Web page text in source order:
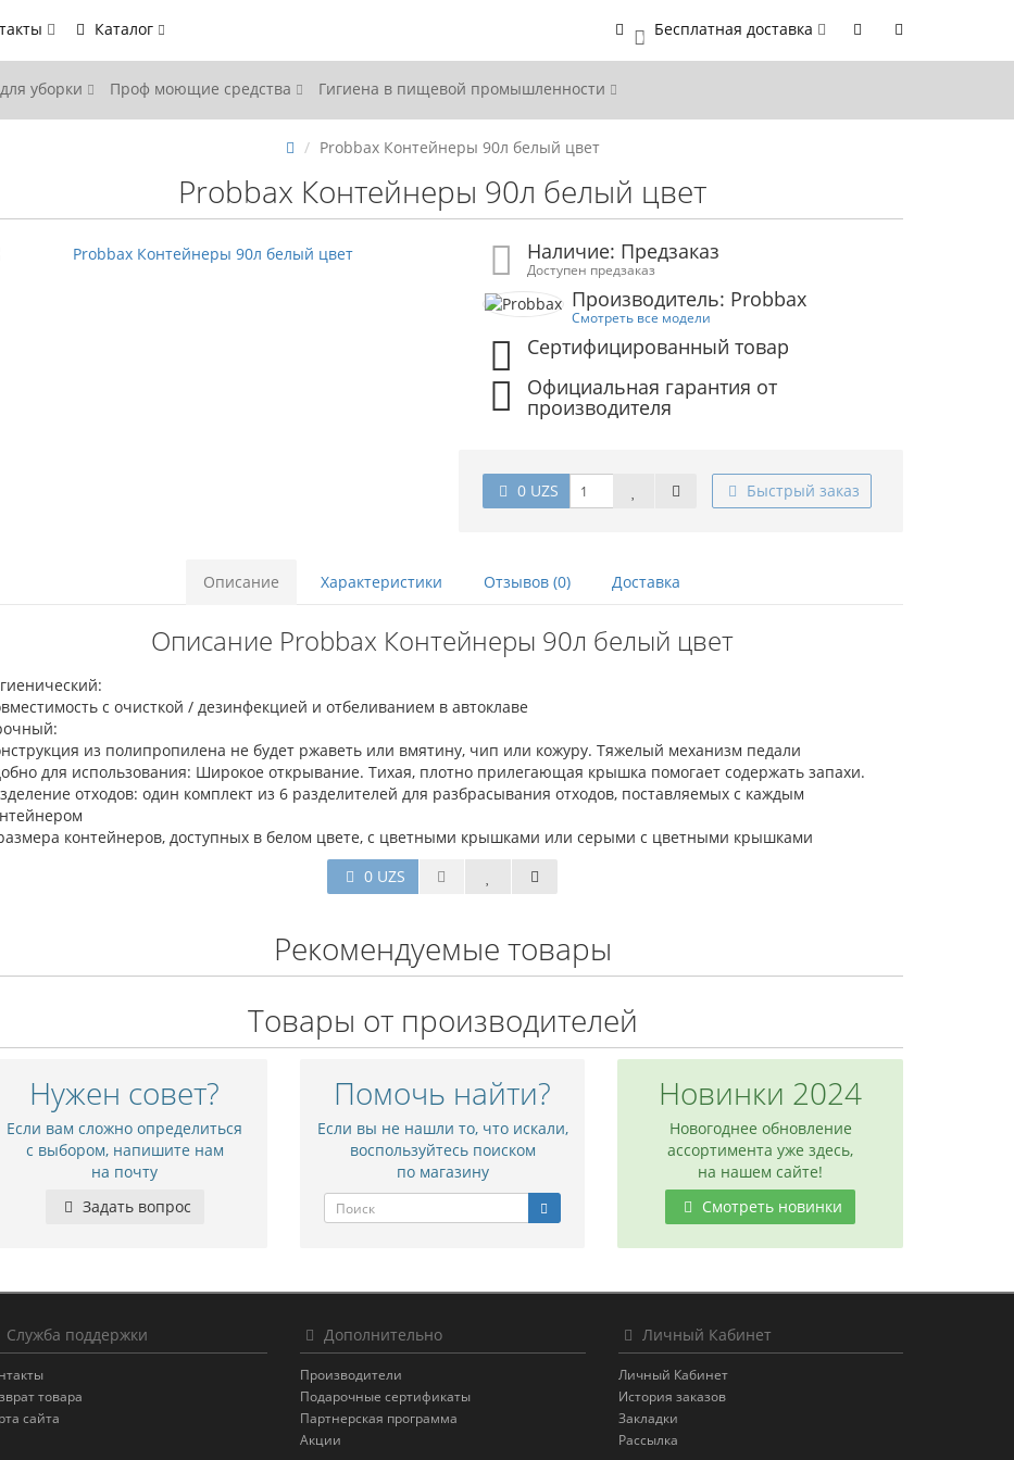
Каталог 0 Бесплатная доставка
уборки Проф моющие средства Гигиена в пищевой промышленности
Probbax Контейнеры 90л белый цвет
Probbax Контейнеры 90л белый цвет
Наличие: Предзаказ
Доступен предзаказ
Производитель: Probbax
Смотреть все модели
Сертифицированный товар
Официальная гарантия от
производителя
0 UZS Быстрый заказ
Описание Характеристики Отзывов (0) Доставка
Описание Probbax Контейнеры 90л белый цвет
с очисткой / дезинфекцией и отбеливанием в автоклаве
из полипропилена не будет ржаветь или вмятину, чип или кожуру. Тяжелый механизм педали
для использования: Широкое открывание. Тихая, плотно прилегающая крышка помогает содержать запахи.
отходов: один комплект из 6 разделителей для разбрасывания отходов, поставляемых с каждым
контейнеров, доступных в белом цвете, с цветными крышками или серыми с цветными крышками
0 UZS
Рекомендуемые товары
Товары от производителей
Нужен совет?
Если вам сложно определиться
с выбором, напишите нам
на почту
Задать вопрос
Помочь найти?
Если вы не нашли то, что искали,
воспользуйтесь поиском
по магазину
Новинки 2024
Новогоднее обновление
ассортимента уже здесь,
на нашем сайте!
Смотреть новинки
Служба поддержки
товара
сайта
Дополнительно
Производители
Подарочные сертификаты
Партнерская программа
Акции
Личный Кабинет
Личный Кабинет
История заказов
Закладки
Рассылка